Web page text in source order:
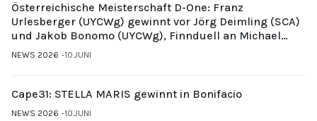
Österreichische Meisterschaft D-One: Franz
Urlesberger (UYCWg) gewinnt vor Jörg Deimling (SCA)
und Jakob Bonomo (UYCWg), Finnduell an Michael
Gubi (UYCMo)
NEWS 2026 10.JUNI
Cape31: STELLA MARIS gewinnt in Bonifacio
NEWS 2026 10.JUNI